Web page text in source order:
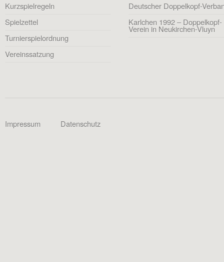
Kurzspielregeln
Spielzettel
Turnierspielordnung
Vereinssatzung
Deutscher Doppelkopf-
Karlchen 1992 – Doppelkopf-
Verein in Neukirchen-Vluyn
Impressum Datenschutz